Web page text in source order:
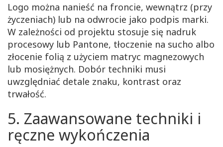
Logo można nanieść na froncie, wewnątrz (przy
życzeniach) lub na odwrocie jako podpis marki.
W zależności od projektu stosuje się nadruk
procesowy lub Pantone, tłoczenie na sucho albo
złocenie folią z użyciem matryc magnezowych
lub mosiężnych. Dobór techniki musi
uwzględniać detale znaku, kontrast oraz
trwałość.
5. Zaawansowane techniki i
ręczne wykończenia